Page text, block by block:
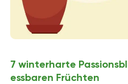
7 winterharte
essbaren Früchten